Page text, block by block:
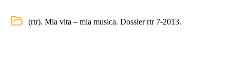
(rtr). Mia vita – mia musica. Dossier rtr 7-2013.